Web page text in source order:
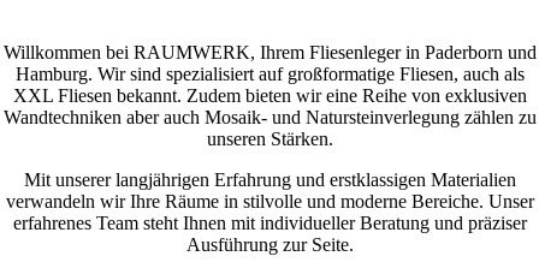
Willkommen bei RAUMWERK, Ihrem Fliesenleger in Paderborn und
Hamburg. Wir sind spezialisiert auf großformatige Fliesen, auch als
XXL Fliesen bekannt. Zudem bieten wir eine Reihe von exklusiven
Wandtechniken aber auch Mosaik- und Natursteinverlegung zählen zu
unseren Stärken.
Mit unserer langjährigen Erfahrung und erstklassigen Materialien
verwandeln wir Ihre Räume in stilvolle und moderne Bereiche. Unser
erfahrenes Team steht Ihnen mit individueller Beratung und präziser
Ausführung zur Seite.